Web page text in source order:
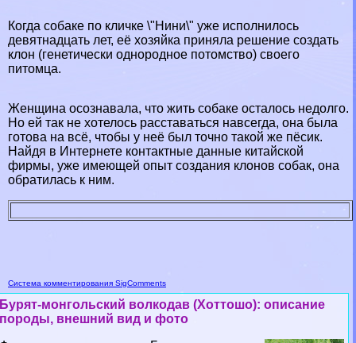
Когда собаке по кличке \"Нини\" уже исполнилось
девятнадцать лет, её хозяйка приняла решение создать
клон (генетически однородное потомство) своего
питомца.
Женщина осознавала, что жить собаке осталось недолго.
Но ей так не хотелось расставаться навсегда, она была
готова на всё, чтобы у неё был точно такой же пёсик.
Найдя в Интернете контактные данные китайской
фирмы, уже имеющей опыт создания клонов собак, она
обратилась к ним.
Система комментирования SigComments
Бурят-монгольский волкодав (Хоттошо): описание
породы, внешний вид и фото